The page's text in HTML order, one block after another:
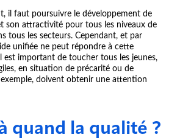
il faut poursuivre le développement de
son attractivité pour tous les niveaux de
tous les secteurs. Cependant, et par
unifiée ne peut répondre à cette
est important de toucher tous les jeunes,
en situation de précarité ou de
doivent obtenir une attention
quand la qualité ?